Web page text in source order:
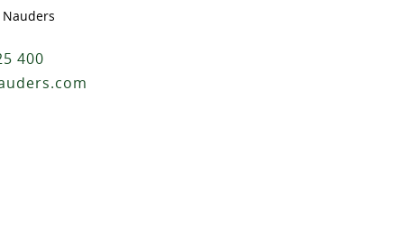
Nauders
400